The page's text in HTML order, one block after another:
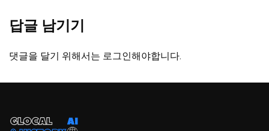
답글 남기기
댓글을 달기 위해서는 로그인해야합니다.